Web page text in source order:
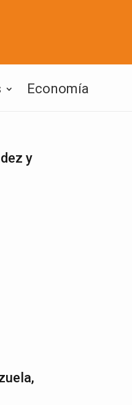
Economía
y